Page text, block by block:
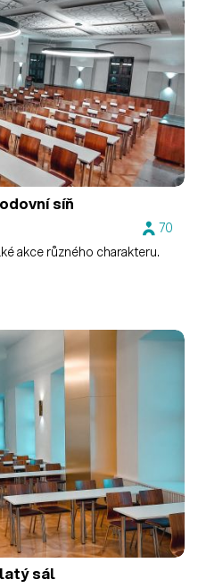
síň
70
akce různého charakteru.
sál